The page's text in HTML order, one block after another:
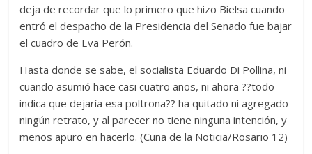
deja de recordar que lo primero que hizo Bielsa cuando
entró el despacho de la Presidencia del Senado fue bajar
el cuadro de Eva Perón.
Hasta donde se sabe, el socialista Eduardo Di Pollina, ni
cuando asumió hace casi cuatro años, ni ahora ??todo
indica que dejaría esa poltrona?? ha quitado ni agregado
ningún retrato, y al parecer no tiene ninguna intención, y
menos apuro en hacerlo. (Cuna de la Noticia/Rosario 12)